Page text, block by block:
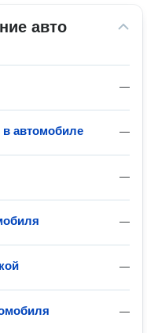
авто
—
—
автомобиле
—
—
—
—